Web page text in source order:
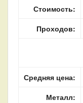
Стоимость:
Проходов:
Средняя цена:
Металл: